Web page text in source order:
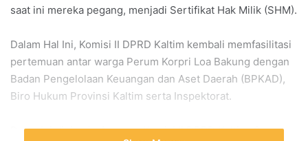
saat ini mereka pegang, menjadi Sertifikat Hak Milik (SHM).
Dalam Hal Ini, Komisi II DPRD Kaltim kembali memfasilitasi
pertemuan antar warga Perum Korpri Loa Bakung dengan
Badan Pengelolaan Keuangan dan Aset Daerah (BPKAD),
Biro Hukum Provinsi Kaltim serta Inspektorat.
Rapat ini dipimpin Anggota Komisi II DPRD Kaltim, Sapto